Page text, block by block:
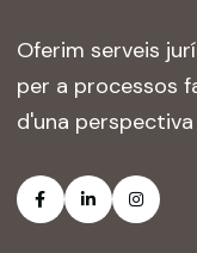
Oferim serveis
per a processos
d'una